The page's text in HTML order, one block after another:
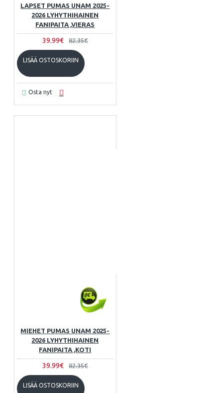
LAPSET PUMAS UNAM 2025-
2026 LYHYTHIHAINEN
FANIPAITA ,VIERAS
39.99€ 82.35€
LISÄÄ OSTOSKORIIN
Osta nyt
MIEHET PUMAS UNAM 2025-
2026 LYHYTHIHAINEN
FANIPAITA ,KOTI
39.99€ 82.35€
LISÄÄ OSTOSKORIIN